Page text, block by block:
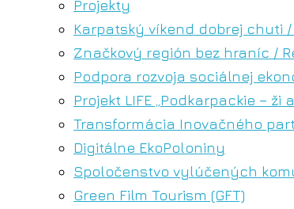
Projekty
Karpatský víkend dobrej chuti
Značkový región bez hraníc /
Podpora rozvoja sociálnej
Projekt LIFE „Podkarpackie – ži
Transformácia Inovačného
Digitálne EkoPoloniny
Spoločenstvo vylúčených
Green Film Tourism (GFT)